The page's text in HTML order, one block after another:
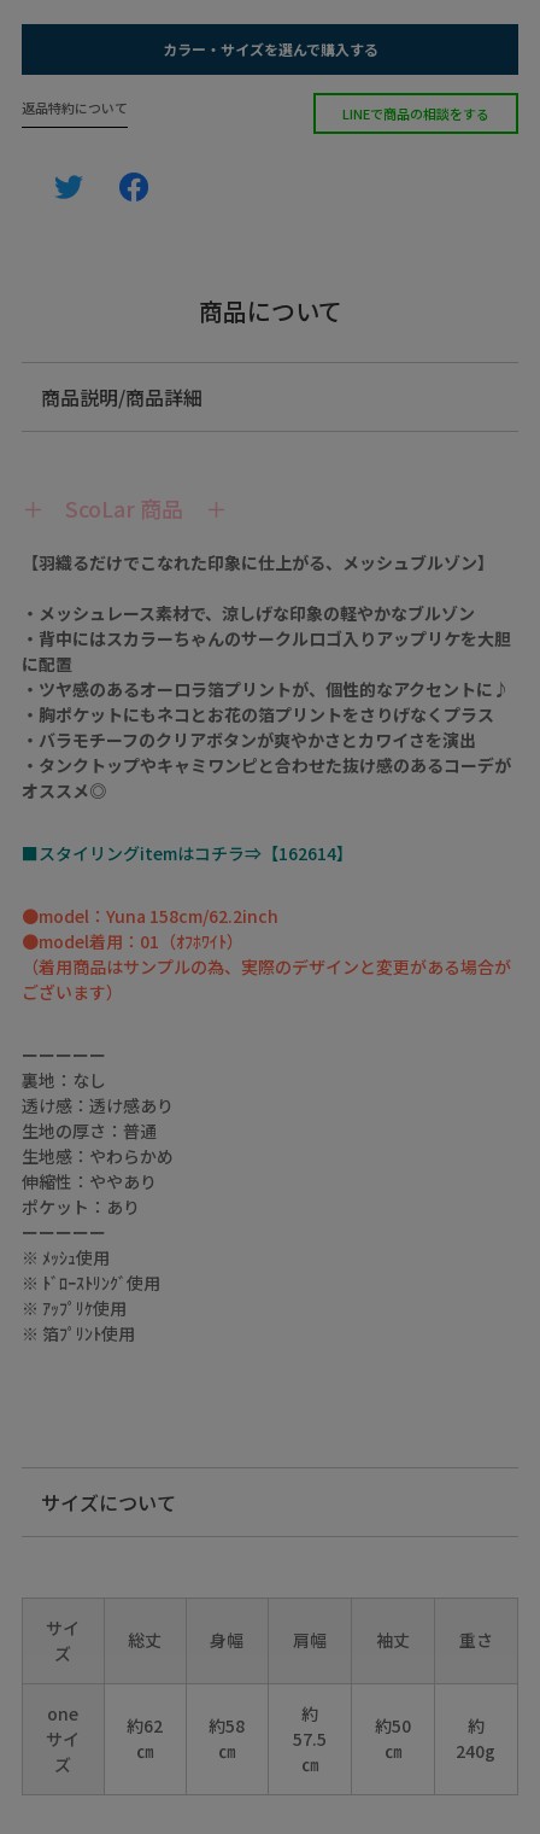
カラー・サイズを選んで購入する
返品特約について LINEで商品の相談をする
商品について
商品説明/商品詳細
＋ ScoLar 商品 ＋
【羽織るだけでこなれた印象に仕上がる、メッシュブルゾン】
・メッシュレース素材で、涼しげな印象の軽やかなブルゾン
・背中にはスカラーちゃんのサークルロゴ入りアップリケを大胆
に配置
・ツヤ感のあるオーロラ箔プリントが、個性的なアクセントに♪
・胸ポケットにもネコとお花の箔プリントをさりげなくプラス
・バラモチーフのクリアボタンが爽やかさとカワイさを演出
・タンクトップやキャミワンピと合わせた抜け感のあるコーデが
オススメ◎
■スタイリングitemはコチラ⇒【162614】
●model：Yuna 158cm/62.2inch
●model着用：01（ｵﾌﾎﾜｲﾄ）
（着用商品はサンプルの為、実際のデザインと変更がある場合が
ございます）
ーーーーー
裏地：なし
透け感：透け感あり
生地の厚さ：普通
生地感：やわらかめ
伸縮性：ややあり
ポケット：あり
ーーーーー
※ ﾒｯｼｭ使用
※ ﾄﾞﾛｰｽﾄﾘﾝｸﾞ使用
※ ｱｯﾌﾟﾘｹ使用
※ 箔ﾌﾟﾘﾝﾄ使用
サイズについて
サイ
ズ
総丈 身幅 肩幅 袖丈 重さ
one
サイ
ズ
約62
㎝
約58
㎝
約
57.5
㎝
約50
㎝
約
240g